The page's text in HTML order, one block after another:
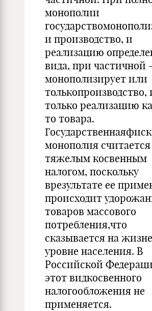
монополии
и производство, и
реализацию
вида, при частичной
монополизирует или
толькопроизводство,
только реализацию
то товара.
монополия считается
тяжелым косвенным
налогом, поскольку
врезультате ее
происходит
товаров массового
потребления,что
сказывается на
уровне населения. В
Российской
этот видкосвенного
налогообложения не
применяется.